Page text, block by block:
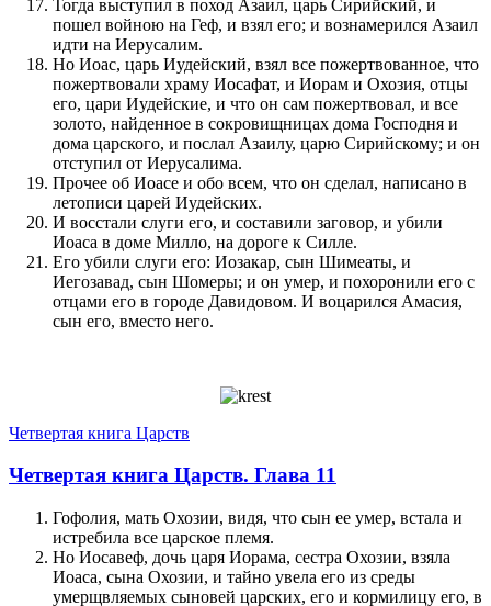
Тогда выступил в поход Азаил, царь Сирийский, и
пошел войною на Геф, и взял его; и вознамерился Азаил
идти на Иерусалим.
Но Иоас, царь Иудейский, взял все пожертвованное, что
пожертвовали храму Иосафат, и Иорам и Охозия, отцы
его, цари Иудейские, и что он сам пожертвовал, и все
золото, найденное в сокровищницах дома Господня и
дома царского, и послал Азаилу, царю Сирийскому; и он
отступил от Иерусалима.
Прочее об Иоасе и обо всем, что он сделал, написано в
летописи царей Иудейских.
И восстали слуги его, и составили заговор, и убили
Иоаса в доме Милло, на дороге к Силле.
Его убили слуги его: Иозакар, сын Шимеаты, и
Иегозавад, сын Шомеры; и он умер, и похоронили его с
отцами его в городе Давидовом. И воцарился Амасия,
сын его, вместо него.
Четвертая книга Царств
Четвертая книга Царств. Глава 11
Гофолия, мать Охозии, видя, что сын ее умер, встала и
истребила все царское племя.
Но Иосавеф, дочь царя Иорама, сестра Охозии, взяла
Иоаса, сына Охозии, и тайно увела его из среды
умерщвляемых сыновей царских, его и кормилицу его, в